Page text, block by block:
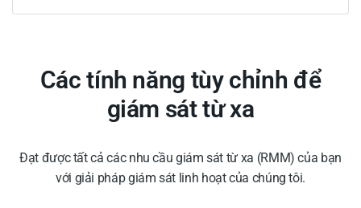
Các tính năng tùy chỉnh để
giám sát từ xa
Đạt được tất cả các nhu cầu giám sát từ xa (RMM) của bạn
với giải pháp giám sát linh hoạt của chúng tôi.